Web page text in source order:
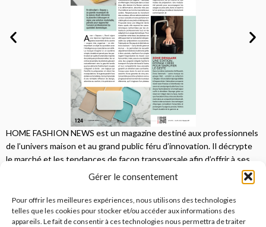
Gérer le consentement
Pour offrir les meilleures expériences, nous utilisons des technologies
telles que les cookies pour stocker et/ou accéder aux informations des
appareils. Le fait de consentir à ces technologies nous permettra de traiter
HOME FASHION NEWS est un magazine destiné aux professionnels
de l’univers maison et au grand public féru d’innovation. Il décrypte
le marché et les tendances de façon transversale afin d’offrir à ses
lecteurs une vision complète.
JE M'ABONNE